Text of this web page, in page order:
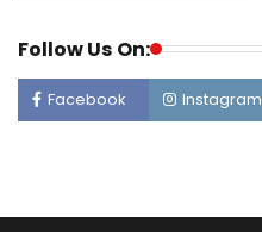
Follow Us On:
Facebook Instagram